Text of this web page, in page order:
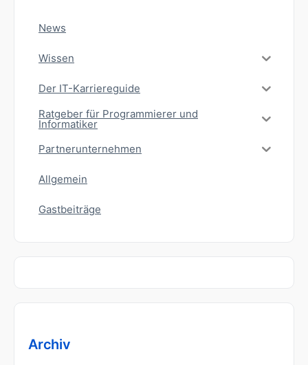
News
Wissen
Der IT-Karriereguide
Ratgeber für Programmierer und
Informatiker
Partnerunternehmen
Allgemein
Gastbeiträge
Archiv